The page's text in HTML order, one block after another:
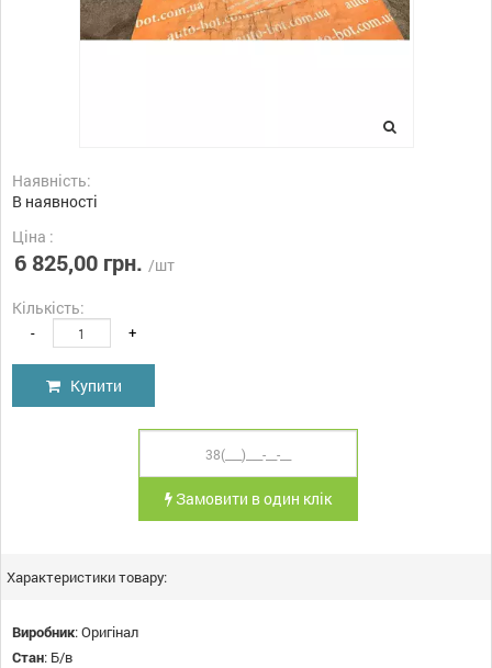
Наявність:
В наявності
Ціна :
6 825,00 грн. /шт
Кількість:
- +
Купити
Замовити в один клік
Характеристики товару:
Виробник:Оригінал
Стан: Б/в